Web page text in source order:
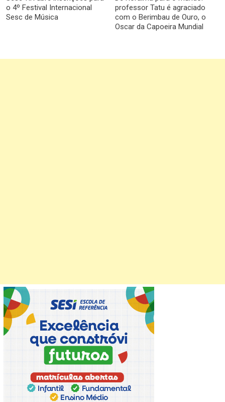
o 4º Festival Internacional
Sesc de Música
professor Tatu é agraciado
com o Berimbau de Ouro, o
Oscar da Capoeira Mundial